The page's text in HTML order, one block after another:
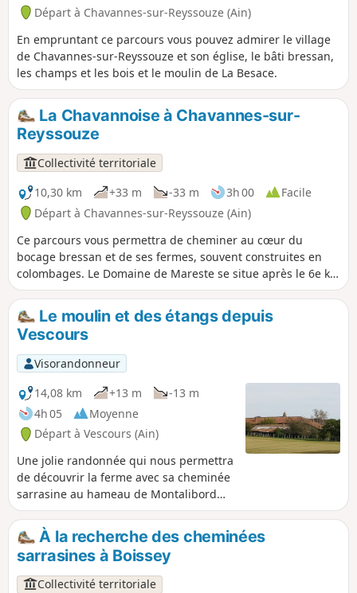
Départ à Chavannes-sur-Reyssouze (Ain)
En empruntant ce parcours vous pouvez admirer le village
de Chavannes-sur-Reyssouze et son église, le bâti bressan,
les champs et les bois et le moulin de La Besace.
La Chavannoise à Chavannes-sur-
Reyssouze
Collectivité territoriale
10,30 km
+33 m -33 m 3h 00
Facile
Départ à Chavannes-sur-Reyssouze (Ain)
Ce parcours vous permettra de cheminer au cœur du
bocage bressan et de ses fermes, souvent construites en
colombages. Le Domaine de Mareste se situe après le 6e km
sur le parcours à droite sur le croisement avec la D46. En
empruntant ce parcours vous pouvez admirer le bâti
bressan, notamment le domaine de Mareste, un ensemble
dont la partie la plus ancienne remonterait aux XIe ou XIIe
siècle. Ancien pavillon de chasse et dépendances du
Château de Mareste construit par les chevaliers de l'ordre
hospitalier de Saint-Jean de Jérusalem. Domaine privé !
Le moulin et des étangs depuis
Vescours
Visorandonneur
14,08 km
+13 m
-13 m
4h 05
Moyenne
Départ à Vescours (Ain)
Une jolie randonnée qui nous permettra
de découvrir la ferme avec sa cheminée
sarrasine au hameau de Montalibord
avec son étang en faisant un petit
crocher 1 km aller/retour. Sur le
parcours, d'autres étangs et une
pancarte qui parle d'un ancien moulin
sur l'Étang Morel.
À la recherche des cheminées
sarrasines à Boissey
Collectivité territoriale